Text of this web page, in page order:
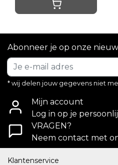
Abonneer je op onze
* wij delen jouw gegevens niet
Mijn account
Log in op je
VRAGEN?
Neem contact met
Klantenservice